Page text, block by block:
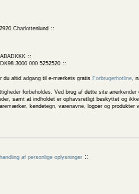
2920 Charlottenlund
DK98 3000 000 5252520
du altid adgang til e-mærkets gratis Forbrugerhotline,
forbeholdes. Ved brug af dette site
samt at indholdet er ophavsretligt beskyttet og
kendetegn, varenavne, logoer og
af personlige oplysninger